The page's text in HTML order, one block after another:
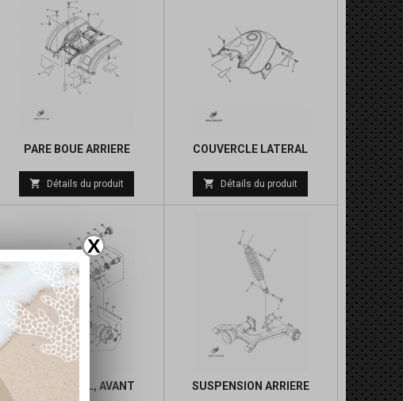
X
PARE BOUE ARRIERE
 Détails du produit
COUVERCLE LATERAL
 Détails du produit
DIFFERENTIEL, AVANT SUSPENSION ARRIERE